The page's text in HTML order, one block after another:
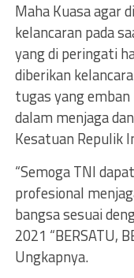
Maha Kuasa agar
kelancaran pada
yang di peringati
diberikan
tugas yang
dalam menjaga
Kesatuan Repulik
“Semoga TNI
profesional
bangsa sesuai
2021 “BERSATU,
Ungkapnya.